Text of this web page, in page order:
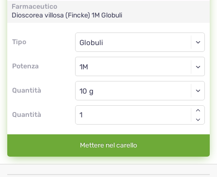
Farmaceutico
Dioscorea villosa (Fincke) 1M Globuli
Tipo
Tipo
Potenza
Globuli
1M
Quantità
Globuli
Quantità
Mettere nel carello